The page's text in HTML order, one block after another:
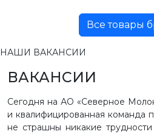
Все товары
НАШИ ВАКАНСИИ
ВАКАНСИИ
Сегодня на АО «Северное
и квалифицированная команда
не страшны никакие